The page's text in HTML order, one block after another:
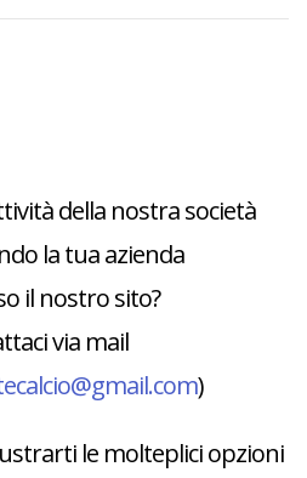
della nostra società
la tua azienda
il nostro sito?
via mail
)
le molteplici opzioni